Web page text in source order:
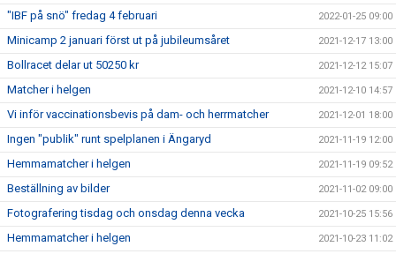
"IBF på snö" fredag 4 februari 2022-01-25 09:00
Minicamp 2 januari först ut på jubileumsåret 2021-12-17 13:00
Bollracet delar ut 50250 kr 2021-12-12 15:07
Matcher i helgen 2021-12-10 14:57
Vi inför vaccinationsbevis på dam- och herrmatcher 2021-12-01 18:00
Ingen "publik" runt spelplanen i Ängaryd 2021-11-19 12:00
Hemmamatcher i helgen 2021-11-19 09:52
Beställning av bilder 2021-11-02 09:00
Fotografering tisdag och onsdag denna vecka 2021-10-25 15:56
Hemmamatcher i helgen 2021-10-23 11:02